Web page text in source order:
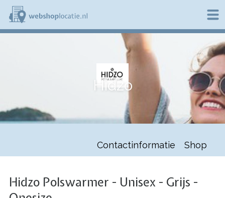
Overslaan
naar
de
o
c
Hidzo
Contactinformatie Shop
Hidzo Polswarmer - Unisex - Grijs -